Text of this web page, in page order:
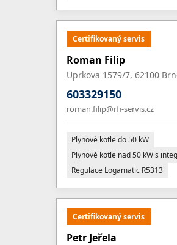
Certifikovaný servis
Roman Filip
Uprkova 1579/7, 62100
603329150
roman.filip@rfi-servis.cz
Plynové kotle do 50 kW
Plynové kotle nad 50 kW s
Regulace Logamatic R5313
Certifikovaný servis
Petr Jeřela